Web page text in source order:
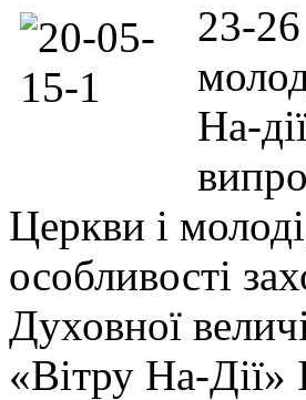
23-
На-
Церкви і
особливості
Духовної
«Вітру На-